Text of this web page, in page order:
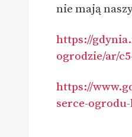
nie mają
https://
ogrodzie/ar/
https://
serce-